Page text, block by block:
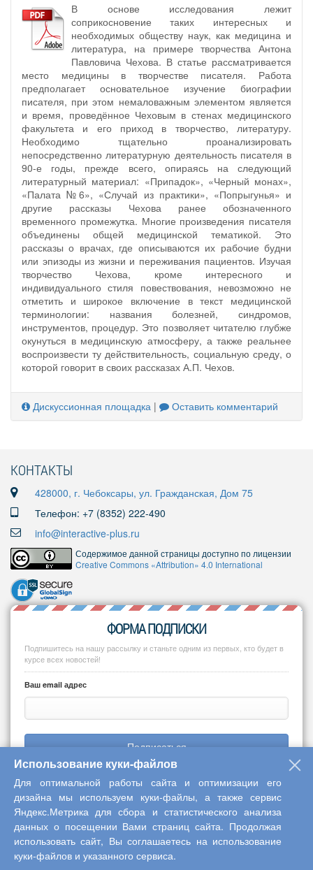
В основе исследования лежит
соприкосновение таких интересных и
необходимых обществу наук, как медицина и
литература, на примере творчества Антона
Павловича Чехова. В статье рассматривается
место медицины в творчестве писателя. Работа
предполагает основательное изучение биографии
писателя, при этом немаловажным элементом является
и время, проведённое Чеховым в стенах медицинского
факультета и его приход в творчество, литературу.
Необходимо тщательно проанализировать
непосредственно литературную деятельность писателя в
90-е годы, прежде всего, опираясь на следующий
литературный материал: «Припадок», «Черный монах»,
«Палата №6», «Случай из практики», «Попрыгунья» и
другие рассказы Чехова ранее обозначенного
временного промежутка. Многие произведения писателя
объединены общей медицинской тематикой. Это
рассказы о врачах, где описываются их рабочие будни
или эпизоды из жизни и переживания пациентов. Изучая
творчество Чехова, кроме интересного и
индивидуального стиля повествования, невозможно не
отметить и широкое включение в текст медицинской
терминологии: названия болезней, синдромов,
инструментов, процедур. Это позволяет читателю глубже
окунуться в медицинскую атмосферу, а также реальнее
воспроизвести ту действительность, социальную среду, о
которой говорит в своих рассказах А.П. Чехов.
Дискуссионная площадка | Оставить комментарий
КОНТАКТЫ
428000, г. Чебоксары, ул. Гражданская, Дом 75
Телефон: +7 (8352) 222-490
info@interactive-plus.ru
Содержимое данной страницы доступно по лицензии
Creative Commons «Attribution» 4.0 International
ФОРМА ПОДПИСКИ
Подпишитесь на нашу рассылку и станьте одним из первых, кто будет в
курсе всех новостей!
Ваш email адрес
Подписаться
Copyright © 2013-2026 Центр научного сотрудничества «Интерактив
плюс»
Использование куки-файлов
Для оптимальной работы сайта и оптимизации его
дизайна мы используем куки-файлы, а также сервис
Яндекс.Метрика для сбора и статистического анализа
данных о посещении Вами страниц сайта. Продолжая
использовать сайт, Вы соглашаетесь на использование
куки-файлов и указанного сервиса.